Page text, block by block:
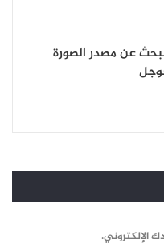
عن مصدر الصورة
الإلكتروني.